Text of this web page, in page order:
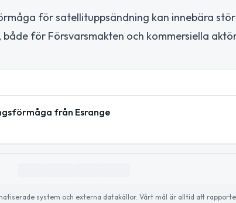
för satellituppsändning kan innebära
för Försvarsmakten och kommersiella
från Esrange
system och externa datakällor. Vårt mål är alltid att